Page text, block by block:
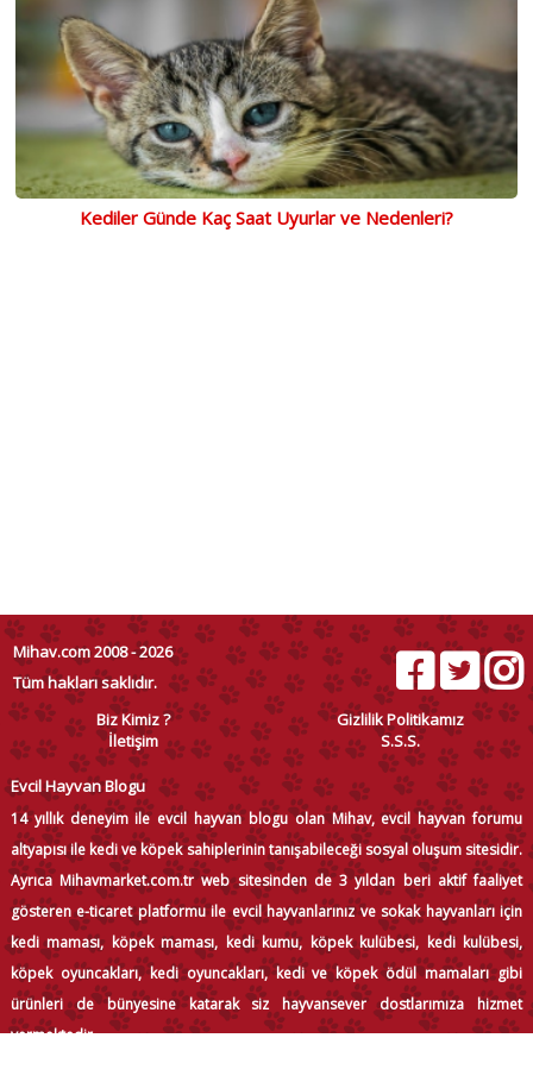
Kediler Günde Kaç Saat Uyurlar ve Nedenleri?
Mihav.com 2008 - 2026
Tüm hakları saklıdır.
Biz Kimiz ?
Gizlilik Politikamız
İletişim
S.S.S.
Evcil Hayvan Blogu
14 yıllık deneyim ile evcil hayvan blogu olan Mihav, evcil hayvan forumu
altyapısı ile kedi ve köpek sahiplerinin tanışabileceği sosyal oluşum sitesidir.
Ayrıca Mihavmarket.com.tr web sitesinden de 3 yıldan beri aktif faaliyet
gösteren e-ticaret platformu ile evcil hayvanlarınız ve sokak hayvanları için
kedi maması, köpek maması, kedi kumu, köpek kulübesi, kedi kulübesi,
köpek oyuncakları, kedi oyuncakları, kedi ve köpek ödül mamaları gibi
ürünleri de bünyesine katarak siz hayvansever dostlarımıza hizmet
vermektedir.